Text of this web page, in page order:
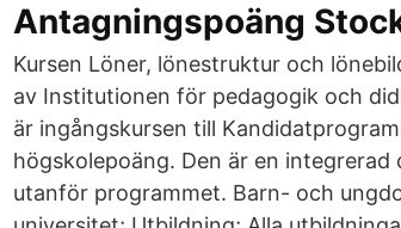
Antagningspoäng
Kursen Löner, lönestruktur och
av Institutionen för pedagogik och
är ingångskursen till
högskolepoäng. Den är en
utanför programmet. Barn- och